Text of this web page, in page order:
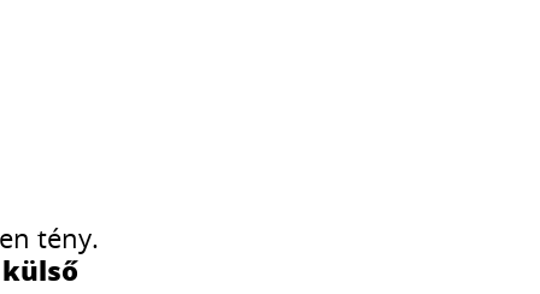
tény.